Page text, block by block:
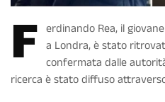
F erdinando Rea, il
a Londra, è stato
confermata dalle
ricerca è stato diffuso